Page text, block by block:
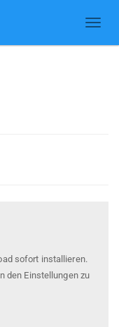
sofort installieren.
den Einstellungen zu